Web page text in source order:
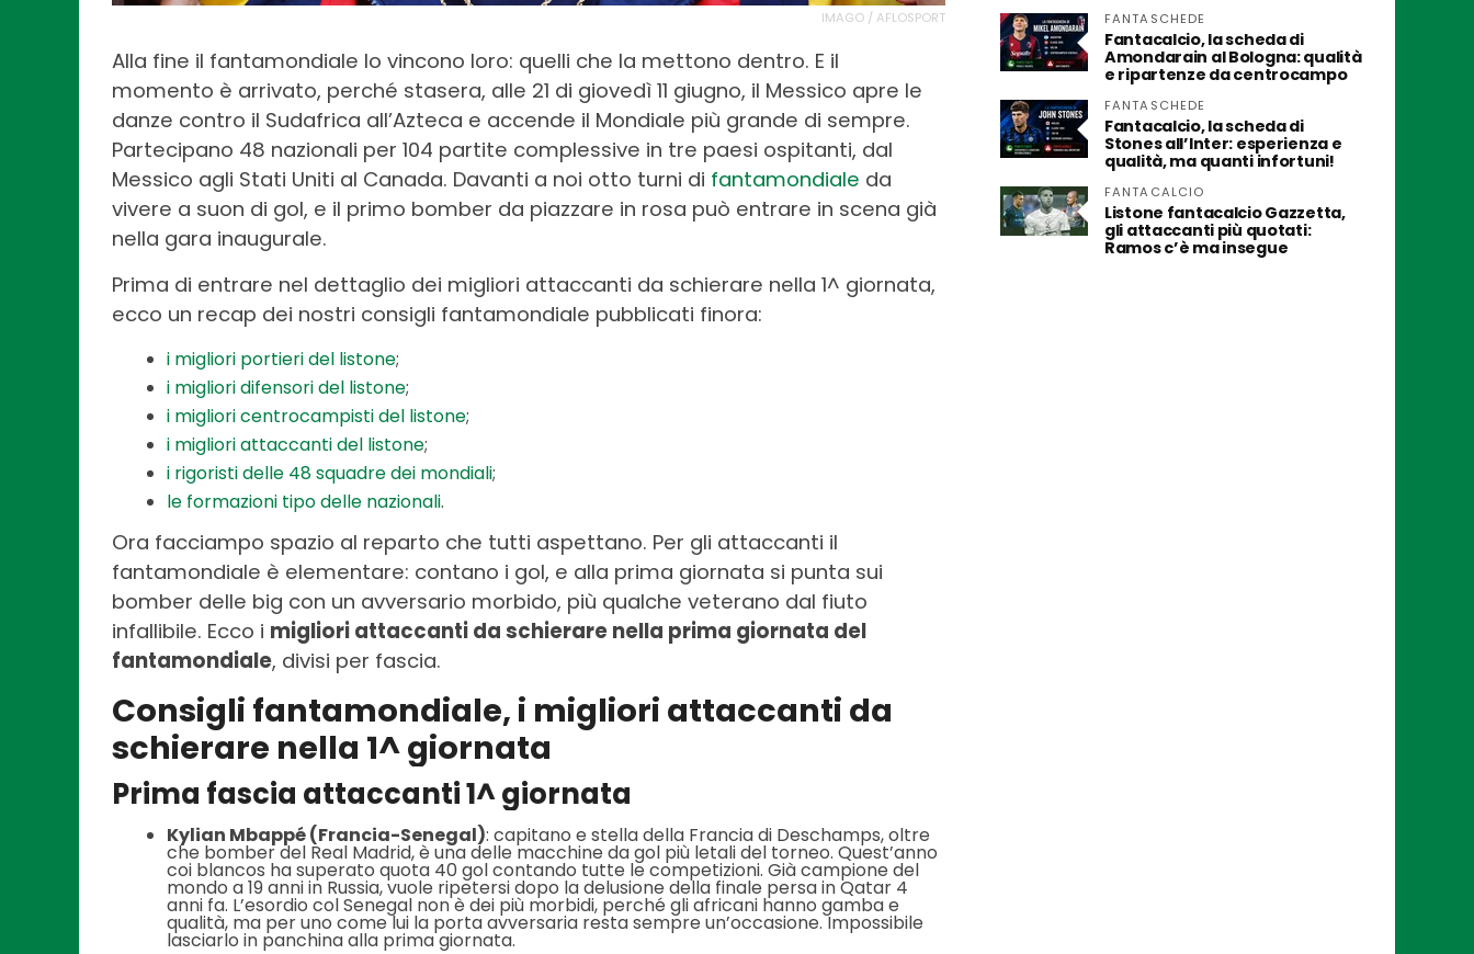
IMAGO / AFLOSPORT
Alla fine il fantamondiale lo vincono loro: quelli che la mettono dentro. E il
momento è arrivato, perché stasera, alle 21 di giovedì 11 giugno, il Messico apre le
danze contro il Sudafrica all’Azteca e accende il Mondiale più grande di sempre.
Partecipano 48 nazionali per 104 partite complessive in tre paesi ospitanti, dal
Messico agli Stati Uniti al Canada. Davanti a noi otto turni di fantamondiale da
vivere a suon di gol, e il primo bomber da piazzare in rosa può entrare in scena già
nella gara inaugurale.
Prima di entrare nel dettaglio dei migliori attaccanti da schierare nella 1^ giornata,
ecco un recap dei nostri consigli fantamondiale pubblicati finora:
i migliori portieri del listone;
i migliori difensori del listone;
i migliori centrocampisti del listone;
i migliori attaccanti del listone;
i rigoristi delle 48 squadre dei mondiali;
le formazioni tipo delle nazionali.
Ora facciampo spazio al reparto che tutti aspettano. Per gli attaccanti il
fantamondiale è elementare: contano i gol, e alla prima giornata si punta sui
bomber delle big con un avversario morbido, più qualche veterano dal fiuto
infallibile. Ecco i migliori attaccanti da schierare nella prima giornata del
fantamondiale, divisi per fascia.
Consigli fantamondiale, i migliori attaccanti da
schierare nella 1^ giornata
Prima fascia attaccanti 1^ giornata
Kylian Mbappé (Francia-Senegal): capitano e stella della Francia di Deschamps, oltre
che bomber del Real Madrid, è una delle macchine da gol più letali del torneo. Quest’anno
coi blancos ha superato quota 40 gol contando tutte le competizioni. Già campione del
mondo a 19 anni in Russia, vuole ripetersi dopo la delusione della finale persa in Qatar 4
anni fa. L’esordio col Senegal non è dei più morbidi, perché gli africani hanno gamba e
qualità, ma per uno come lui la porta avversaria resta sempre un’occasione. Impossibile
lasciarlo in panchina alla prima giornata.
FANTASCHEDE
Fantacalcio, la scheda di
Amondarain al Bologna: qualità
e ripartenze da centrocampo
FANTASCHEDE
Fantacalcio, la scheda di
Stones all’Inter: esperienza e
qualità, ma quanti infortuni!
FANTACALCIO
Listone fantacalcio Gazzetta,
gli attaccanti più quotati:
Ramos c’è ma insegue